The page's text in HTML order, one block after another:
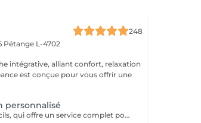
248
Pétange L-4702
intégrative, alliant confort, relaxation
est conçue pour vous offrir une
personnalisé
Découvrez notre spa de sourcils, qui offre un service complet pour sublimer vos sourcils. Notre protocole inclut une exfoliation douce pour préparer la peau, une hydratation nourrissante pour un confort optimal, et une épilation précise par threading pour révéler la beauté naturelle de vos sourcils. Offrez à votre regard une attention particulière et laissez-nous vous aider à obtenir des sourcils parfaitement définis et radieux.